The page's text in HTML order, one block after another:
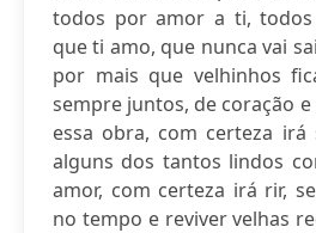
todos por amor a ti,
que ti amo, que nunca vai
por mais que velhinhos
sempre juntos, de coração
essa obra, com certeza
alguns dos tantos lindos
amor, com certeza irá rir,
no tempo e reviver velhas